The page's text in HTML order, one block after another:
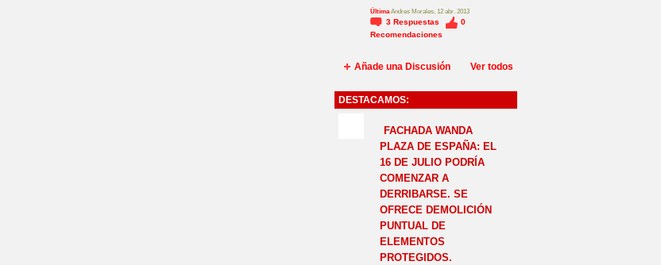
Última Andres Morales, 12 abr. 2013
3 Respuestas
0
Recomendaciones
Añade una Discusión Ver todos
DESTACAMOS:
FACHADA WANDA
PLAZA DE ESPAÑA: EL
16 DE JULIO PODRÍA
COMENZAR A
DERRIBARSE. SE
OFRECE DEMOLICIÓN
PUNTUAL DE
ELEMENTOS
PROTEGIDOS.